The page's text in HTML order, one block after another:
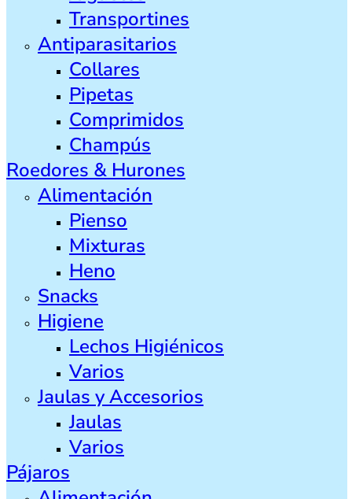
Transportines
Antiparasitarios
Collares
Pipetas
Comprimidos
Champús
Roedores & Hurones
Alimentación
Pienso
Mixturas
Heno
Snacks
Higiene
Lechos Higiénicos
Varios
Jaulas y Accesorios
Jaulas
Varios
Pájaros